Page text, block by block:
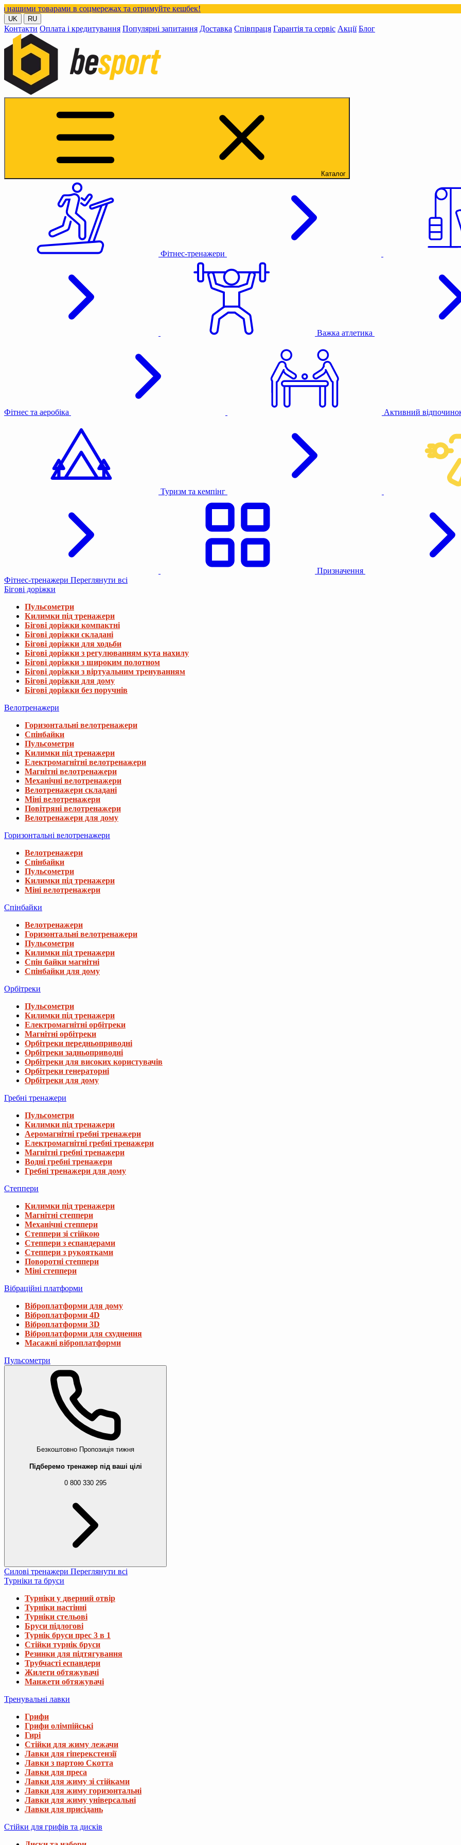
в соцмережах та отримуйте кешбек!
UK RU
Контакти Оплата і кредитування Популярні запитання Доставка Співпраця Гарантія та сервіс Акції Блог
Каталог
Фітнес-тренажери
Важка атлетика
Фітнес та аеробіка Активний
Туризм та кемпінг
Призначення
Фітнес-тренажери Переглянути всі
Бігові доріжки
Пульсометри
Килимки під тренажери
Бігові доріжки компактні
Бігові доріжки складані
Бігові доріжки для ходьби
Бігові доріжки з регулюванням кута нахилу
Бігові доріжки з широким полотном
Бігові доріжки з віртуальним тренуванням
Бігові доріжки для дому
Бігові доріжки без поручнів
Велотренажери
Горизонтальні велотренажери
Спінбайки
Пульсометри
Килимки під тренажери
Електромагнітні велотренажери
Магнітні велотренажери
Механічні велотренажери
Велотренажери складані
Міні велотренажери
Повітряні велотренажери
Велотренажери для дому
Горизонтальні велотренажери
Велотренажери
Спінбайки
Пульсометри
Килимки під тренажери
Міні велотренажери
Спінбайки
Велотренажери
Горизонтальні велотренажери
Пульсометри
Килимки під тренажери
Спін байки магнітні
Спінбайки для дому
Орбітреки
Пульсометри
Килимки під тренажери
Електромагнітні орбітреки
Магнітні орбітреки
Орбітреки передньоприводні
Орбітреки задньоприводні
Орбітреки для високих користувачів
Орбітреки генераторні
Орбітреки для дому
Гребні тренажери
Пульсометри
Килимки під тренажери
Аеромагнітні гребні тренажери
Електромагнітні гребні тренажери
Магнітні гребні тренажери
Водні гребні тренажери
Гребні тренажери для дому
Степпери
Килимки під тренажери
Магнітні степпери
Механічні степпери
Степпери зі стійкою
Степпери з еспандерами
Степпери з рукоятками
Поворотні степпери
Міні степпери
Вібраційні платформи
Віброплатформи для дому
Віброплатформи 4D
Віброплатформи 3D
Віброплатформи для схуднення
Масажні віброплатформи
Пульсометри
Безкоштовно Пропозиція тижня
Підберемо тренажер під ваші цілі
0 800 330 295
Силові тренажери Переглянути всі
Турніки та бруси
Турніки у дверний отвір
Турніки настінні
Турніки стельові
Бруси підлогові
Турнік бруси прес 3 в 1
Стійки турнік бруси
Резинки для підтягування
Трубчасті еспандери
Жилети обтяжувачі
Манжети обтяжувачі
Тренувальні лавки
Грифи
Грифи олімпійські
Гирі
Стійки для жиму лежачи
Лавки для гіперекстензії
Лавки з партою Скотта
Лавки для преса
Лавки для жиму зі стійками
Лавки для жиму горизонтальні
Лавки для жиму універсальні
Лавки для присідань
Стійки для грифів та дисків